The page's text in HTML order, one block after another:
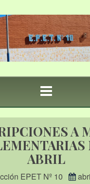
A
ABRIL
EPET Nº 10